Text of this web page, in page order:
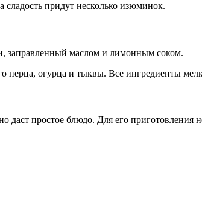
сладость придут несколько изюминок.
заправленный маслом и лимонным соком.
перца, огурца и тыквы. Все ингредиенты
даст простое блюдо. Для его приготовления